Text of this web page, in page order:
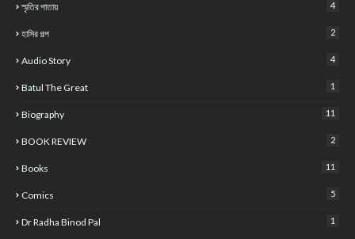
স্মৃতির পাতায় 4
হাসির গল্প 2
Audio Story 4
Batul The Great 1
Biography 11
BOOK REVIEW 2
Books 11
Comics 5
Dr Radha Binod Pal 1